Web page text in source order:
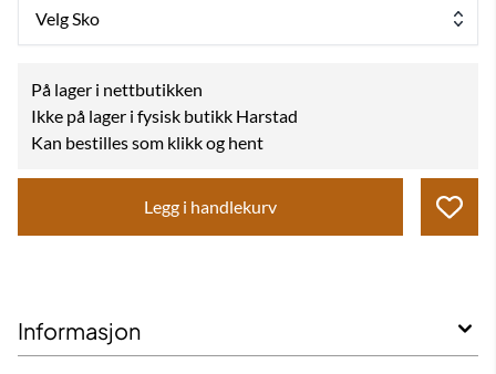
Velg Sko
På lager i nettbutikken
Ikke på lager i fysisk butikk Harstad
Kan bestilles som klikk og hent
Legg i handlekurv
Informasjon